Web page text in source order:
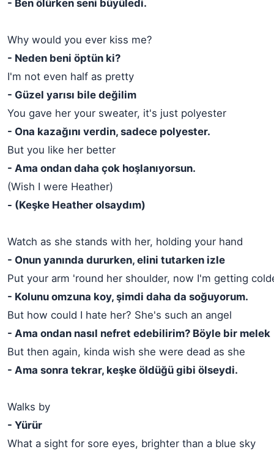
- Ben ölürken seni büyüledi.
Why would you ever kiss me?
- Neden beni öptün ki?
I'm not even half as pretty
- Güzel yarısı bile değilim
You gave her your sweater, it's just polyester
- Ona kazağını verdin, sadece polyester.
But you like her better
- Ama ondan daha çok hoşlanıyorsun.
(Wish I were Heather)
- (Keşke Heather olsaydım)
Watch as she stands with her, holding your hand
- Onun yanında dururken, elini tutarken izle
Put your arm 'round her shoulder, now I'm getting
- Kolunu omzuna koy, şimdi daha da soğuyorum.
But how could I hate her? She's such an angel
- Ama ondan nasıl nefret edebilirim? Böyle bir melek
But then again, kinda wish she were dead as she
- Ama sonra tekrar, keşke öldüğü gibi ölseydi.
Walks by
- Yürür
What a sight for sore eyes, brighter than a blue sky